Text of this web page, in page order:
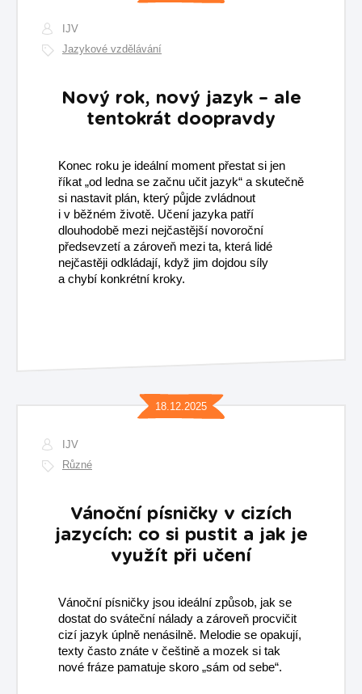
IJV
Jazykové vzdělávání
Nový rok, nový jazyk – ale
tentokrát doopravdy
Konec roku je ideální moment přestat si jen
říkat „od ledna se začnu učit jazyk“ a skutečně
si nastavit plán, který půjde zvládnout
i v běžném životě. Učení jazyka patří
dlouhodobě mezi nejčastější novoroční
předsevzetí a zároveň mezi ta, která lidé
nejčastěji odkládají, když jim dojdou síly
a chybí konkrétní kroky.
18.12.2025
IJV
Různé
Vánoční písničky v cizích
jazycích: co si pustit a jak je
využít při učení
Vánoční písničky jsou ideální způsob, jak se
dostat do sváteční nálady a zároveň procvičit
cizí jazyk úplně nenásilně. Melodie se opakují,
texty často znáte v češtině a mozek si tak
nové fráze pamatuje skoro „sám od sebe“.​